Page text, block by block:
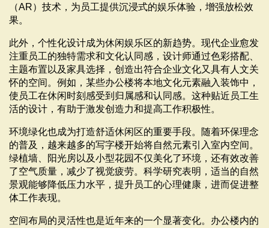
（AR）技术，为员工提供沉浸式的娱乐体验，增强放松效
果。
此外，个性化设计成为休闲娱乐区的新趋势。现代企业愈发
注重员工的独特需求和文化认同感，设计师通过色彩搭配、
主题布置以及家具选择，创造出符合企业文化又具有人文关
怀的空间。例如，某些办公楼将本地文化元素融入装饰中，
使员工在休闲时刻感受到归属感和认同感。这种贴近员工生
活的设计，有助于激发创造力和提高工作积极性。
环境绿化也成为打造舒适休闲区的重要手段。随着环保理念
的普及，越来越多的写字楼开始将自然元素引入室内空间。
绿植墙、阳光房以及小型花园不仅美化了环境，还有效改善
了空气质量，减少了视觉疲劳。科学研究表明，适当的自然
景观能够降低压力水平，提升员工的心理健康，进而促进整
体工作表现。
空间布局的灵活性也是近年来的一个显著变化。办公楼内的